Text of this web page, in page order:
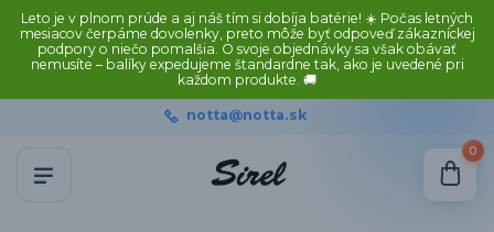
Leto je v plnom prúde a aj náš tím si dobíja batérie! ☀️ Počas letných
mesiacov čerpáme dovolenky, preto môže byť odpoveď zákazníckej
podpory o niečo pomalšia. O svoje objednávky sa však obávať
nemusíte – balíky expedujeme štandardne tak, ako je uvedené pri
každom produkte. 🚚
notta@notta.sk
0